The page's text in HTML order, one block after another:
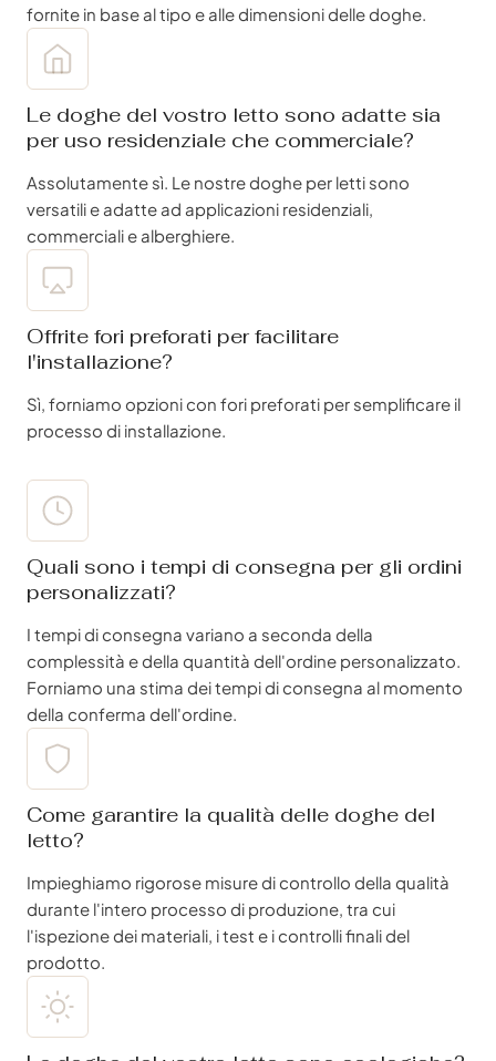
fornite in base al tipo e alle dimensioni delle doghe.
Le doghe del vostro letto sono adatte sia
per uso residenziale che commerciale?
Assolutamente sì. Le nostre doghe per letti sono
versatili e adatte ad applicazioni residenziali,
commerciali e alberghiere.
Offrite fori preforati per facilitare
l'installazione?
Sì, forniamo opzioni con fori preforati per semplificare il
processo di installazione.
Quali sono i tempi di consegna per gli ordini
personalizzati?
I tempi di consegna variano a seconda della
complessità e della quantità dell'ordine personalizzato.
Forniamo una stima dei tempi di consegna al momento
della conferma dell'ordine.
Come garantire la qualità delle doghe del
letto?
Impieghiamo rigorose misure di controllo della qualità
durante l'intero processo di produzione, tra cui
l'ispezione dei materiali, i test e i controlli finali del
prodotto.